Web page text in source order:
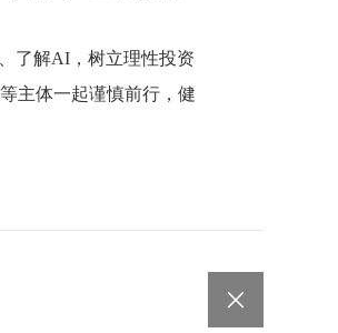
了解AI，树立理性投资
主体一起谨慎前行，健